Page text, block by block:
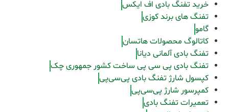
خرید تفنگ بادی اف ایکس
تفنگ های برند کوزی
گامو
کاتالوگ محصولات هاتسان
تفنگ بادی آلمانی دیانا
تفنگ بادی پی سی پی ساخت کشور جمهوری چک
کپسول شارژ تفنگ بادی پی‌سی‌پی
کمپرسور شارژ پی‌سی‌پی
تعمیرات تفنگ بادی